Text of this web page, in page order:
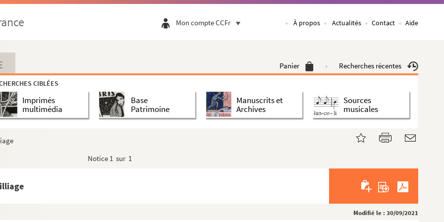
Mon compte CCFr À propos Actualités Contact Aide
Panier Recherches récentes
CIBLÉES
Imprimés
multimédia
Base
Patrimoine
Manuscrits et
Archives
Sources
musicales
Notice 1 sur 1
Modifié le : 30/09/2021
28 février 1759 »
Vimeu
au Pontieu »